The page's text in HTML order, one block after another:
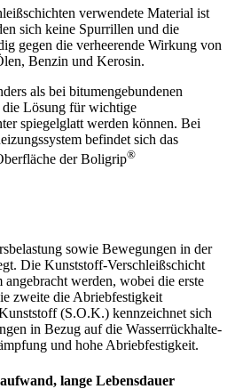
verwendete Material ist
sich keine Spurrillen und die
gegen die verheerende Wirkung von
Benzin und Kerosin.
als bei bitumengebundenen
Lösung für wichtige
spiegelglatt werden können. Bei
befindet sich das
der Boligrip®
sowie Bewegungen in der
Die Kunststoff-Verschleißschicht
werden, wobei die erste
zweite die Abriebfestigkeit
(S.O.K.) kennzeichnet sich
in Bezug auf die Wasserrückhalte-
und hohe Abriebfestigkeit.
lange Lebensdauer